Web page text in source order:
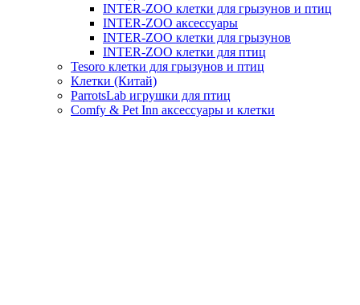
INTER-ZOO клетки для грызунов и птиц
INTER-ZOO аксессуары
INTER-ZOO клетки для грызунов
INTER-ZOO клетки для птиц
Tesoro клетки для грызунов и птиц
Клетки (Китай)
ParrotsLab игрушки для птиц
Comfy & Pet Inn аксессуары и клетки